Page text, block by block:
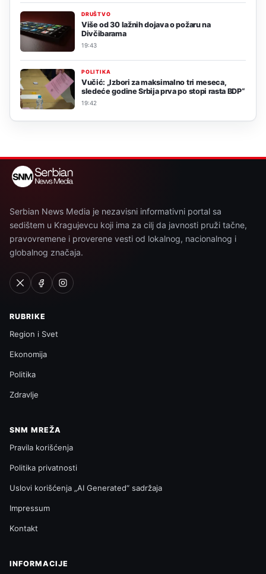
DRUŠTVO
Više od 30 lažnih dojava o požaru na
Divčibarama
19:43
POLITIKA
Vučić: „Izbori za maksimalno tri meseca,
sledeće godine Srbija prva po stopi rasta BDP“
19:42
Serbian News Media je nezavisni informativni portal sa
sedištem u Kragujevcu koji ima za cilj da javnosti pruži tačne,
pravovremene i proverene vesti od lokalnog, nacionalnog i
globalnog značaja.
RUBRIKE
Region i Svet
Ekonomija
Politika
Zdravlje
SNM MREŽA
Pravila korišćenja
Politika privatnosti
Uslovi korišćenja „AI Generated“ sadržaja
Impressum
Kontakt
INFORMACIJE